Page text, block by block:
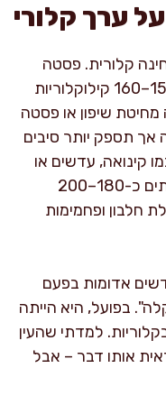
ערך קלורי
קלורית. פסטה
רגילה מקמח חיטה דורום תכיל כ-150–160 קילוקלוריות
מחיטת שיפון או פסטה
אך תספק יותר סיבים
קינואה, עדשים או
אפונה) עשויה להכיל אף יותר – לעיתים כ-180–200
עקב תכולת חלבון ופחמימות
אדומות בפעם
בפועל, היא הייתה
למדתי שהעין
אותו דבר – אבל